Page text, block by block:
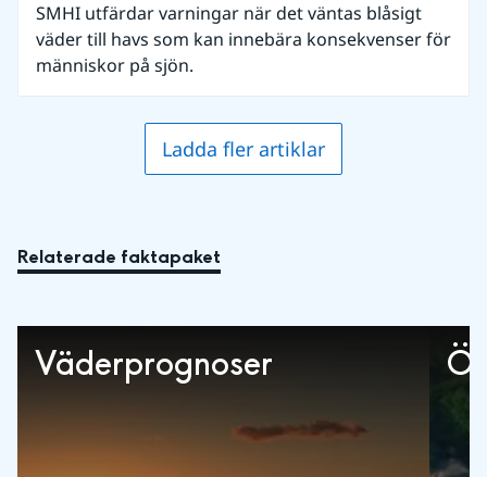
SMHI utfärdar varningar när det väntas blåsigt
väder till havs som kan innebära konsekvenser för
människor på sjön.
Ladda fler artiklar
Relaterade faktapaket
Väderprognoser